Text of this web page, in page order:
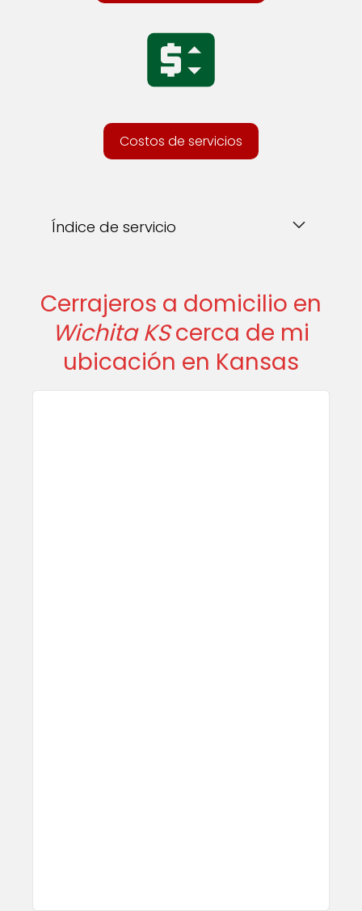
Costos de servicios
Índice de servicio
Cerrajeros a domicilio en
Wichita KScerca de mi
ubicación en Kansas